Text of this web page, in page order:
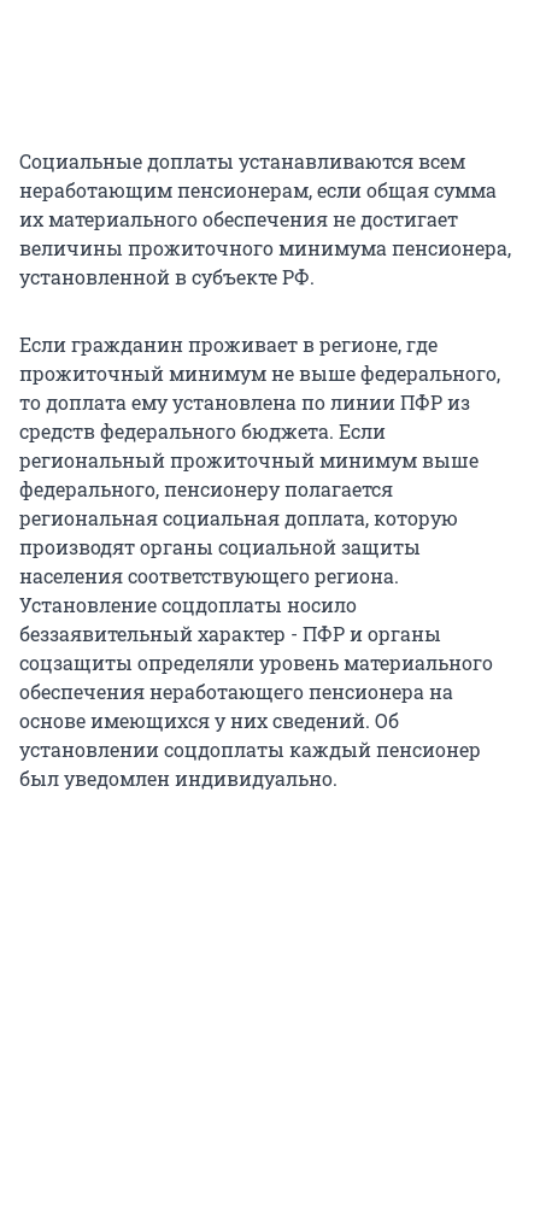
Социальные доплаты устанавливаются всем
неработающим пенсионерам, если общая сумма
их материального обеспечения не достигает
величины прожиточного минимума пенсионера,
установленной в субъекте РФ.
Если гражданин проживает в регионе, где
прожиточный минимум не выше федерального,
то доплата ему установлена по линии ПФР из
средств федерального бюджета. Если
региональный прожиточный минимум выше
федерального, пенсионеру полагается
региональная социальная доплата, которую
производят органы социальной защиты
населения соответствующего региона.
Установление соцдоплаты носило
беззаявительный характер - ПФР и органы
соцзащиты определяли уровень материального
обеспечения неработающего пенсионера на
основе имеющихся у них сведений. Об
установлении соцдоплаты каждый пенсионер
был уведомлен индивидуально.